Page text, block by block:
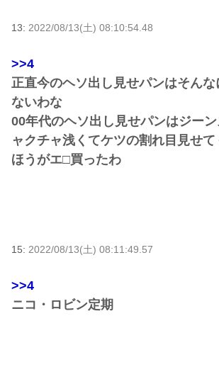
13: 2022/08/13(土) 08:10:54.48
>>4
正直今のヘソ出し見せパンはそん
ないわな
00年代のヘソ出し見せパンはジー
ャクチャ浅くてケツの割れ目見せ
ほうがエ□買ったわ
15: 2022/08/13(土) 08:11:49.57
>>4
ニコ・ロビン定期